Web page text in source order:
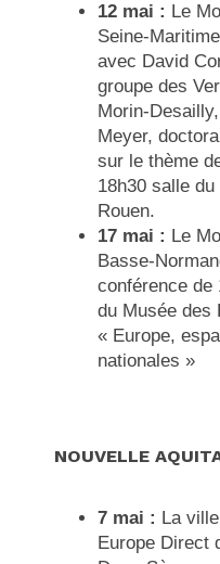
12 mai : Le
Seine-
avec David
groupe des
Morin-
Meyer,
sur le thème
18h30 salle
Rouen.
17 mai : Le
Basse-
conférence de
du Musée des
« Europe,
nationales »
NOUVELLE
7 mai : La
Europe Direct